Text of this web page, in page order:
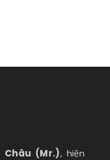
Châu (Mr.), hiện